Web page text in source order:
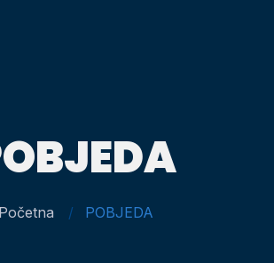
Početna POBJEDA